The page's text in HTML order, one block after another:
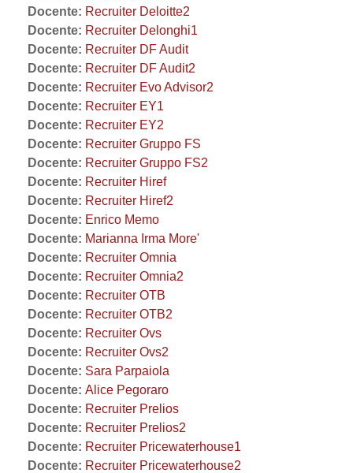
Docente: Recruiter Deloitte2
Docente: Recruiter Delonghi1
Docente: Recruiter DF Audit
Docente: Recruiter DF Audit2
Docente: Recruiter Evo Advisor2
Docente: Recruiter EY1
Docente: Recruiter EY2
Docente: Recruiter Gruppo FS
Docente: Recruiter Gruppo FS2
Docente: Recruiter Hiref
Docente: Recruiter Hiref2
Docente: Enrico Memo
Docente: Marianna Irma More'
Docente: Recruiter Omnia
Docente: Recruiter Omnia2
Docente: Recruiter OTB
Docente: Recruiter OTB2
Docente: Recruiter Ovs
Docente: Recruiter Ovs2
Docente: Sara Parpaiola
Docente: Alice Pegoraro
Docente: Recruiter Prelios
Docente: Recruiter Prelios2
Docente: Recruiter Pricewaterhouse1
Docente: Recruiter Pricewaterhouse2